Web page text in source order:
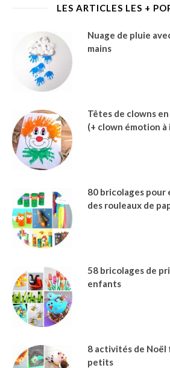
LES ARTICLES LES +
Nuage de pluie
mains
Têtes de clowns
(+ clown émotion à
80 bricolages pour
des rouleaux de
58 bricolages de
enfants
8 activités de
petits